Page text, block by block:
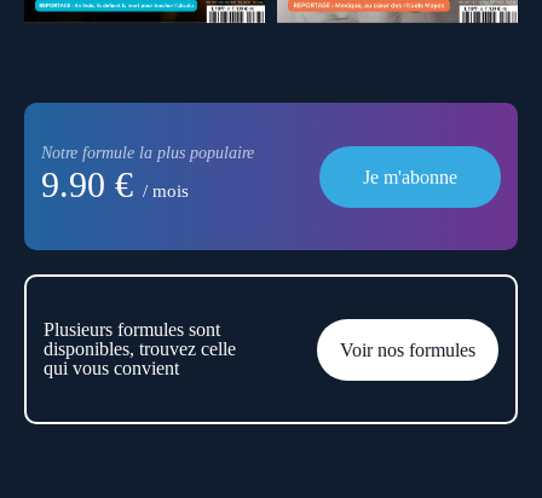
Notre formule la plus populaire
9.90 € / mois
Je m'abonne
Plusieurs formules sont
disponibles, trouvez celle
qui vous convient
Voir nos formules